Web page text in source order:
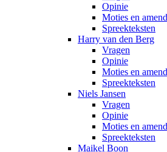
Opinie
Moties en
Spreekteksten
Harry van den Berg
Vragen
Opinie
Moties en
Spreekteksten
Niels Jansen
Vragen
Opinie
Moties en
Spreekteksten
Maikel Boon